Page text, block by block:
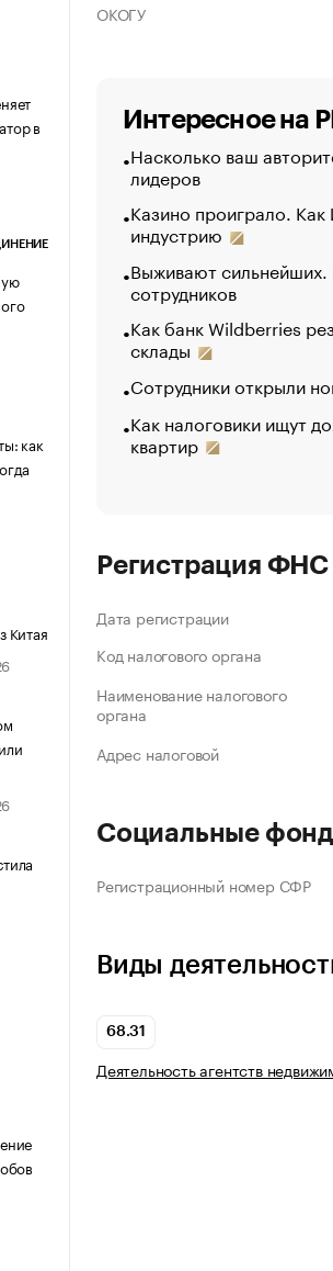
в
как
Китая
ОКОГУ
Интересное на
Насколько ваш
лидеров
Казино проиграло.
индустрию
Выживают
сотрудников
Как банк Wildberries
склады
Сотрудники открыли
Как налоговики ищут
квартир
Регистрация ФНС
Дата регистрации
Код налогового органа
Наименование налогового
органа
Адрес налоговой
Социальные
Регистрационный номер СФР
Виды
68.31
Деятельность агентств